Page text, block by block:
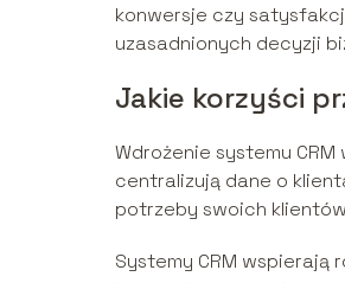
konwersje czy
uzasadnionych decyzji
Jakie korzyści
Wdrożenie systemu
centralizują dane o
potrzeby swoich
Systemy CRM